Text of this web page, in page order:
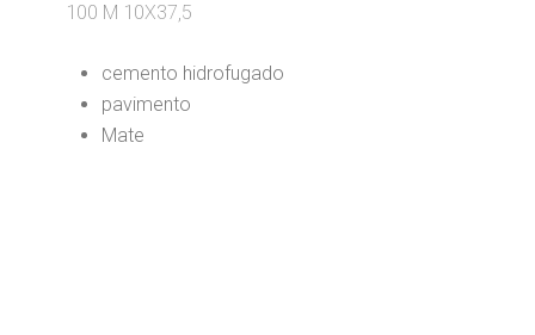
100 M 10X37,5
cemento hidrofugado
pavimento
Mate